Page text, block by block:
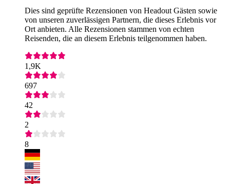
Dies sind geprüfte Rezensionen von Headout Gästen sowie
von unseren zuverlässigen Partnern, die dieses Erlebnis vor
Ort anbieten. Alle Rezensionen stammen von echten
Reisenden, die an diesem Erlebnis teilgenommen haben.
1,9K
697
42
2
8